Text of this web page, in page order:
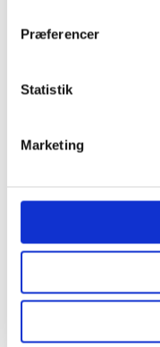
Præferencer
Statistik
Marketing
Varenummer